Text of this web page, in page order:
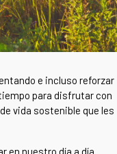
e incluso reforzar
para disfrutar con
vida sostenible que les
en nuestro día a día